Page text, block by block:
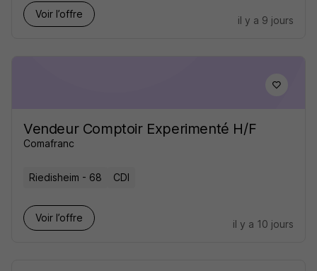
Voir l’offre
il y a 9 jours
Vendeur Comptoir Experimenté H/F
Comafranc
Riedisheim - 68 CDI
Voir l’offre
il y a 10 jours